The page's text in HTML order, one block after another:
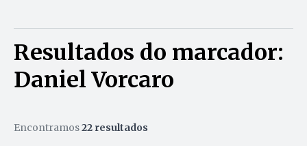
Resultados do marcador:
Daniel Vorcaro
Encontramos22 resultados